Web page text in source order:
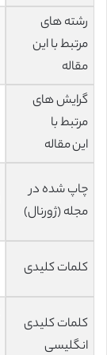
رشته های
مرتبط با این
مقاله
گرایش های
مرتبط با
این مقاله
چاپ شده در
مجله (ژورنال)
کلمات کلیدی
کلمات کلیدی
انگلیسی